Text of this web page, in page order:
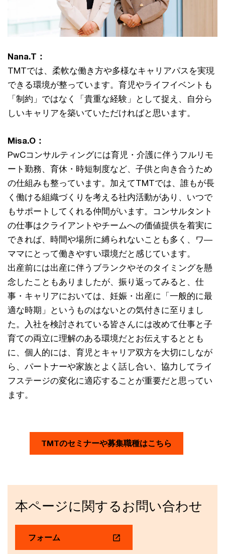
Nana.T：
TMTでは、柔軟な働き方や多様なキャリアパスを実現
できる環境が整っています。育児やライフイベントも
「制約」ではなく「貴重な経験」として捉え、自分ら
しいキャリアを築いていただければと思います。
Misa.O：
PwCコンサルティングには育児・介護に伴うフルリモ
ート勤務、育休・時短制度など、子供と向き合うため
の仕組みも整っています。加えてTMTでは、誰もが長
く働ける組織づくりを考える社内活動があり、いつで
もサポートしてくれる仲間がいます。コンサルタント
の仕事はクライアントやチームへの価値提供を着実に
できれば、時間や場所に縛られないことも多く、ワ―
ママにとって働きやすい環境だと感じています。
出産前には出産に伴うブランクやそのタイミングを懸
念したこともありましたが、振り返ってみると、仕
事・キャリアにおいては、妊娠・出産に「一般的に最
適な時期」というものはないとの気付きに至りまし
た。入社を検討されている皆さんには改めて仕事と子
育ての両立に理解のある環境だとお伝えするととも
に、個人的には、育児とキャリア双方を大切にしなが
ら、パートナーや家族とよく話し合い、協力してライ
フステージの変化に適応することが重要だと思ってい
ます。
TMTのセミナーや募集職種はこちら
本ページに関するお問い合わせ
フォーム